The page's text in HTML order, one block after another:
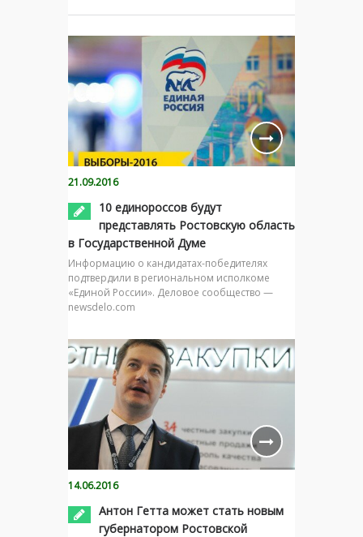
21.09.2016
10 единороссов будут
представлять Ростовскую область
в Государственной Думе
Информацию о кандидатах-победителях
подтвердили в региональном исполкоме
«Единой России». Деловое сообщество —
newsdelo.com
14.06.2016
Антон Гетта может стать новым
губернатором Ростовской